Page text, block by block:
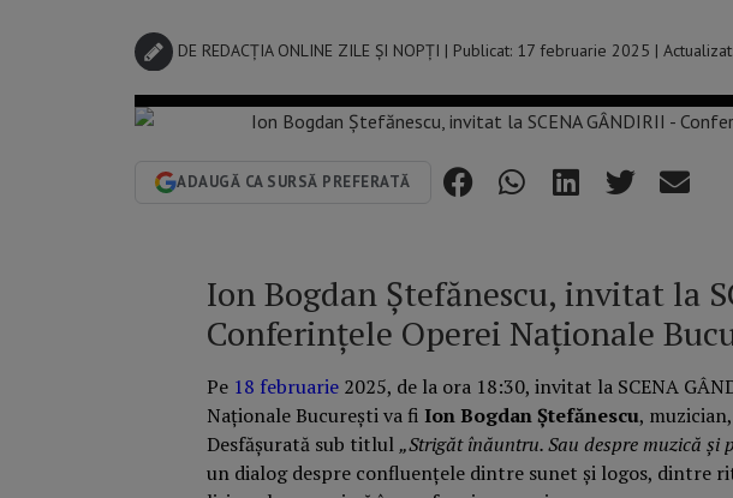
DE REDACȚIA ONLINE ZILE ȘI NOPȚI | Publicat: 17 februarie 2025 |
ADAUGĂ CA SURSĂ PREFERATĂ
Ion Bogdan Ștefănescu, invitat la
Conferințele Operei Naționale
Pe 18 februarie 2025, de la ora 18:30, invitat la SCENA
Naționale București va fi Ion Bogdan Ștefănescu,
Desfășurată sub titlul „Strigăt înăuntru. Sau despre muzică și
un dialog despre confluențele dintre sunet și logos, dintre